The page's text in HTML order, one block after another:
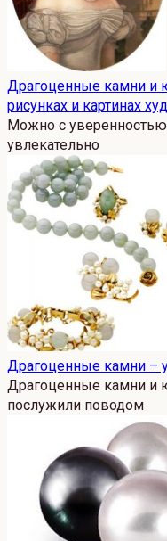
Драгоценные камни и
рисунках и картинах
Можно с уверенностью
увлекательно
Драгоценные камни –
Драгоценные камни и
послужили поводом